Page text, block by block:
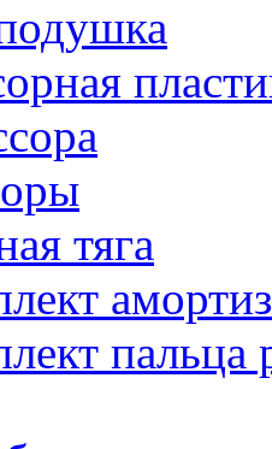
тяга
пальца